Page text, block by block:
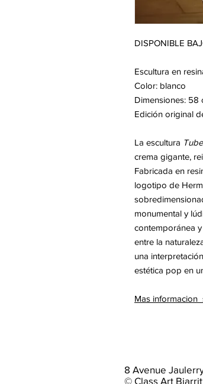
DISPONIBLE
Escultura en
Color: blanco
Dimensiones: 58
Edición original
La escultura
crema gigante,
Fabricada en
logotipo de
monumental y
contemporánea
entre la
una
estética pop en
Mas informacion
8 Avenue
© Class Art